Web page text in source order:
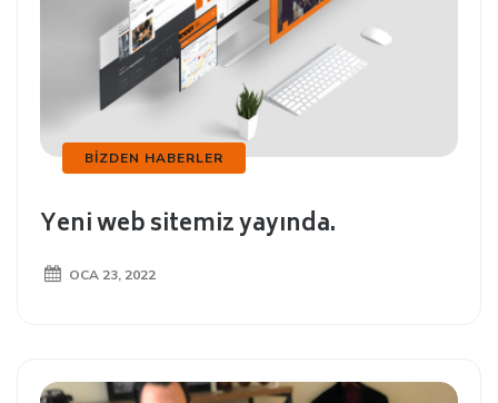
BIZDEN HABERLER
Yeni web sitemiz yayında.
OCA 23, 2022